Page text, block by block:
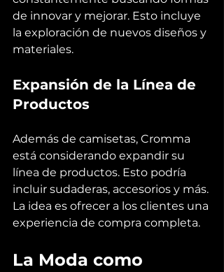
de innovar y mejorar. Esto incluye
la exploración de nuevos diseños y
materiales.
Expansión de la Línea de
Productos
Además de camisetas, Cromma
está considerando expandir su
línea de productos. Esto podría
incluir sudaderas, accesorios y más.
La idea es ofrecer a los clientes una
experiencia de compra completa.
La Moda como